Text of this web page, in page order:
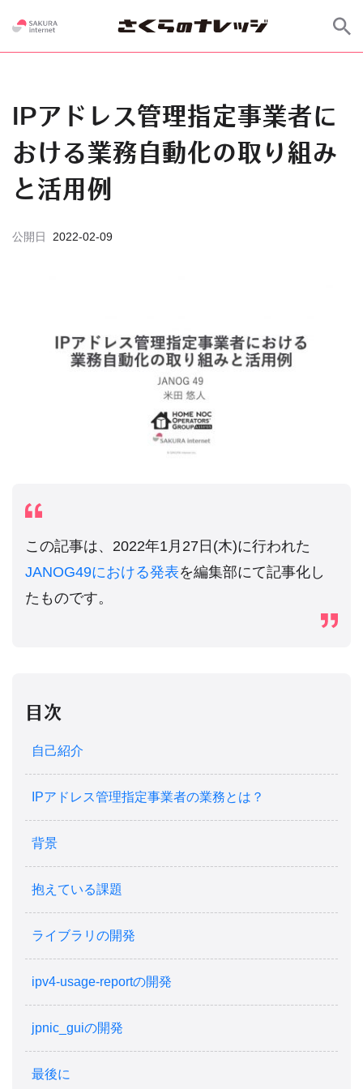
IPアドレス管理指定事業者に
おける業務自動化の取り組み
と活用例
公開日 2022-02-09
この記事は、2022年1月27日(木)に行われた
JANOG49における発表を編集部にて記事化し
たものです。
目次
自己紹介
IPアドレス管理指定事業者の業務とは？
背景
抱えている課題
ライブラリの開発
ipv4-usage-reportの開発
jpnic_guiの開発
最後に